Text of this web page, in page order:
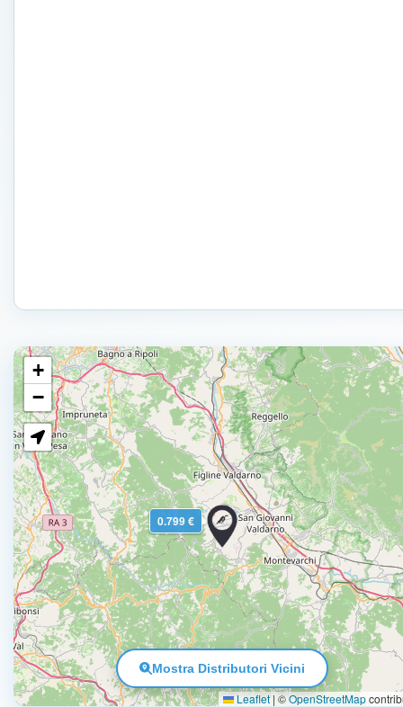
0.799 €
+
−
Leaflet |©OpenStreetMap
Mostra Distributori Vicini